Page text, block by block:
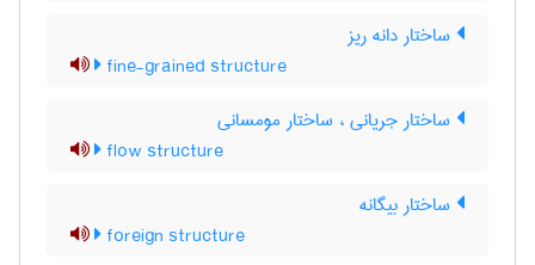
ساختار دانه ریز
fine-grained structure
ساختار جریانی ، ساختار مومسانی
flow structure
ساختار بیگانه
foreign structure